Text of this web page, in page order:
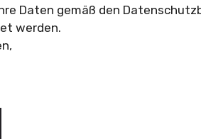
Daten gemäß den
werden.